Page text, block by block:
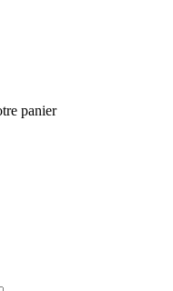
panier